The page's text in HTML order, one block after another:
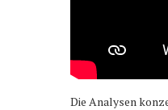
Die Analysen